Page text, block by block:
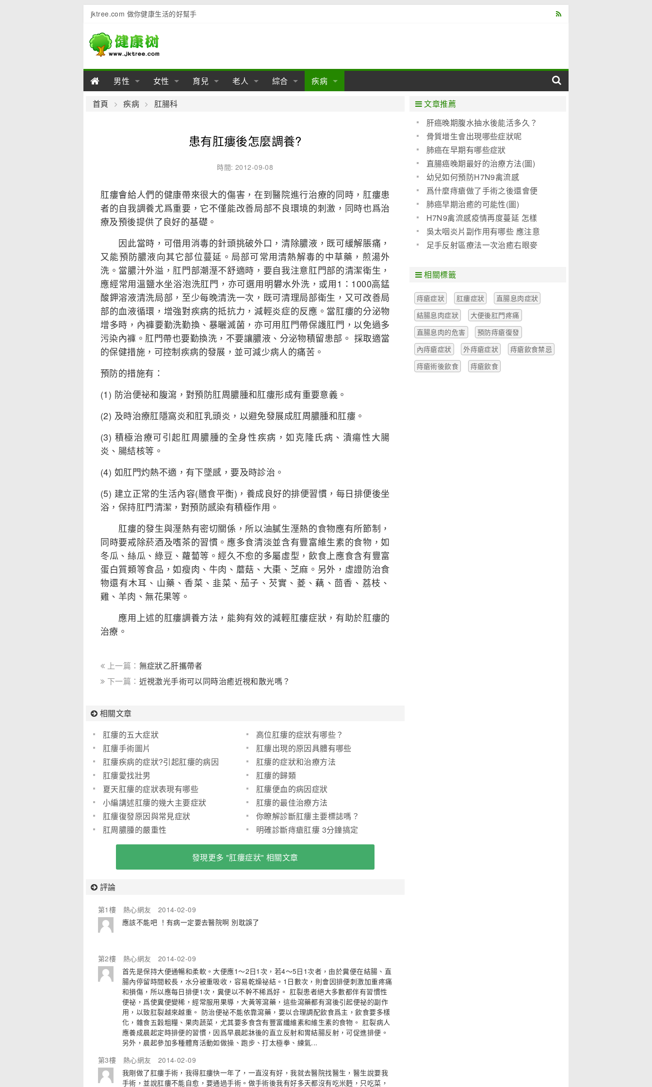
jktree.com 做你健康生活的好幫手
男性
男性陽痿
男性早泄
男性用品 男性疾病
女性
女性乳房
女性生理 女性疾病
育兒
幼兒期
學前期 母嬰用品
老人
老人用品
老人護理
綜合
亞健康
疾病
肝病
泌尿科
心血管
口腔科
內科
首頁 疾病 肛腸科
患有肛瘻後怎麼調養?
時間: 2012-09-08
肛瘻會給人們的健康帶來很大的傷害，在到醫院進行治療的同時，肛瘻患
者的自我調養尤爲重要，它不僅能改善局部不良環境的刺激，同時也爲治
療及預後提供了良好的基礎。
因此當時，可借用消毒的針頭挑破外口，清除膿液，既可緩解脹痛，
又能預防膿液向其它部位蔓延。局部可常用清熱解毒的中草藥，煎湯外
洗。當膿汁外溢，肛門部潮溼不舒適時，要自我注意肛門部的清潔衛生，
應經常用溫鹽水坐浴泡洗肛門，亦可選用明礬水外洗，或用1：1000高錳
酸鉀溶液清洗局部，至少每晚清洗一次，既可清理局部衛生，又可改善局
部的血液循環，增強對疾病的抵抗力，減輕炎症的反應。當肛瘻的分泌物
增多時，內褲要勤洗勤換、暴曬滅菌，亦可用肛門帶保護肛門，以免過多
污染內褲。肛門帶也要勤換洗，不要讓膿液、分泌物積留患部。 採取適當
的保健措施，可控制疾病的發展，並可減少病人的痛苦。
預防的措施有：
(1) 防治便祕和腹瀉，對預防肛周膿腫和肛瘻形成有重要意義。
(2) 及時治療肛隱窩炎和肛乳頭炎，以避免發展成肛周膿腫和肛瘻。
(3) 積極治療可引起肛周膿腫的全身性疾病，如克隆氏病、潰瘍性大腸
炎、腸結核等。
(4) 如肛門灼熱不適，有下墜感，要及時診治。
(5) 建立正常的生活內容(膳食平衡)，養成良好的排便習慣，每日排便後坐
浴，保持肛門清潔，對預防感染有積極作用。
肛瘻的發生與溼熱有密切關係，所以油膩生溼熱的食物應有所節制，
同時要戒除菸酒及嗜茶的習慣。應多食清淡並含有豐富維生素的食物，如
冬瓜、絲瓜、綠豆、蘿蔔等。經久不愈的多屬虛型，飲食上應食含有豐富
蛋白質類等食品，如瘦肉、牛肉、蘑菇、大棗、芝麻。另外，虛證防治食
物還有木耳、山藥、香菜、韭菜、茄子、芡實、菱、藕、茴香、荔枝、
雞、羊肉、無花果等。
應用上述的肛瘻調養方法，能夠有效的減輕肛瘻症狀，有助於肛瘻的
治療。
上一篇： 無症狀乙肝攜帶者
下一篇： 近視激光手術可以同時治癒近視和散光嗎？
相關文章
肛瘻的五大症狀
高位肛瘻的症狀有哪些？
肛瘻手術圖片
肛瘻出現的原因具體有哪些
肛瘻疾病的症狀?引起肛瘻的病因
有哪些?(圖)
肛瘻的症狀和治療方法
肛瘻愛找壯男
肛瘻的歸類
夏天肛瘻的症狀表現有哪些
肛瘻便血的病因症狀
小編講述肛瘻的幾大主要症狀
肛瘻的最佳治療方法
肛瘻復發原因與常見症狀
你瞭解診斷肛瘻主要標誌嗎？
肛周膿腫的嚴重性
明確診斷痔瘡肛瘻 3分鐘搞定
發現更多 "肛瘻症狀" 相關文章
評論
第1樓 熱心網友
2014-02-09
應該不能吧 ！有病一定要去醫院啊 別耽誤了
第2樓 熱心網友
2014-02-09
首先是保持大便通暢和柔軟。大便應1～2日1次，若4～5日1次者，由於糞便在結腸、直
腸內停留時間較長，水分被重吸收，容易乾燥祕結。1日數次，則會因排便刺激加重疼痛
和損傷，所以應每日排便1次，糞便以不幹不稀爲好。 肛裂患者絕大多數都伴有習慣性
便祕，爲使糞便變稀，經常服用果導，大黃等瀉藥，這些瀉藥都有瀉後引起便祕的副作
用，以致肛裂越來越重。 防治便祕不能依靠瀉藥，要以合理調配飲食爲主，飲食要多樣
化，雜食五穀粗糧、果肉蔬菜，尤其要多食含有豐富纖維素和維生素的食物。 肛裂病人
應養成晨起定時排便的習慣，因爲早晨起牀後的直立反射和胃結腸反射，可促進排便。
另外，晨起參加多種體育活動如做操、跑步、打太極拳、練氣...
第3樓
熱心網友
2014-02-09
我剛做了肛瘻手術，我得肛瘻快一年了，一直沒有好，我就去醫院找醫生，醫生說要我
手術，並說肛瘻不能自愈，要通過手術。做手術後我有好多天都沒有吃米麪，只吃菜，
文章推薦
肝癌晚期腹水抽水後能活多久？
骨質增生會出現哪些症狀呢
肺癌在早期有哪些症狀
直腸癌晚期最好的治療方法(圖)
幼兒如何預防H7N9禽流感
爲什麼痔瘡做了手術之後還會便
血呢？
肺癌早期治癒的可能性(圖)
H7N9禽流感疫情再度蔓延 怎樣
預防是關鍵!(圖)
吳太咽炎片副作用有哪些 應注意
些什麼
足手反射區療法一次治癒右眼麥
相關標籤
痔瘡症狀 肛瘻症狀
直腸息肉症狀
結腸息肉症狀
大便後肛門疼痛
直腸息肉的危害
預防痔瘡復發
內痔瘡症狀
外痔瘡症狀
痔瘡飲食禁忌
痔瘡術後飲食
痔瘡飲食